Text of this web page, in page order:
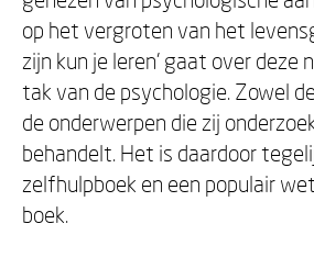
op het vergroten van het
zijn kun je leren' gaat over deze
tak van de psychologie. Zowel
de onderwerpen die zij
behandelt. Het is daardoor
zelfhulpboek en een populair
boek.